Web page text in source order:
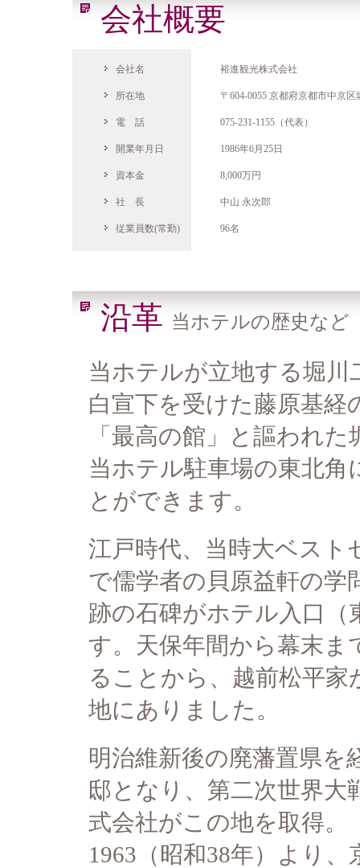
会社概要
会社名 裕進観光株式会社
所在地 〒604-0055 京都府京都市中京
電 話 075-231-1155（代表）
開業年月日 1986年6月25日
資本金 8,000万円
社 長 中山 永次郎
従業員数(常勤) 96名
沿革 当ホテルの歴史など
当ホテルが立地する堀川
白宣下を受けた藤原基経
「最高の館」と謳われ
当ホテル駐車場の東北
とができます。
江戸時代、当時大ベスト
で儒学者の貝原益軒の学
跡の石碑がホテル入口
す。天保年間から幕末ま
ることから、越前松平
地にありました。
明治維新後の廃藩置県を
邸となり、第二次世界大
式会社がこの地を取得。
1963（昭和38年）より